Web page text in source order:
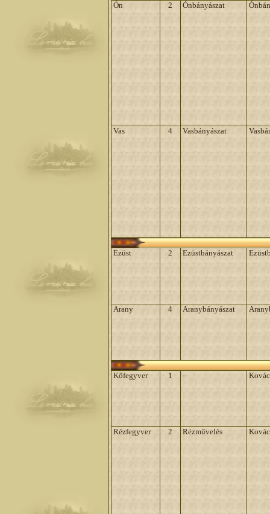
Ón 2 Ónbányászat
Vas 4 Vasbányászat
Ezüst 2 Ezüstbányászat
Arany 4 Aranybányászat
Kőfegyver 1 -
Rézfegyver 2 Rézművelés